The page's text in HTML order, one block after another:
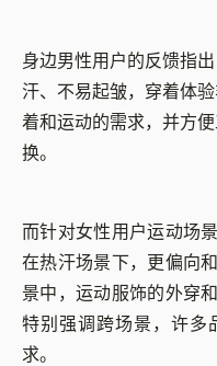
身边男性用户的反馈指
汗、不易起皱，穿着体
着和运动的需求，并方
换。
而针对女性用户运动场
在热汗场景下，更偏向
景中，运动服饰的外穿
特别强调跨场景，许多
求。